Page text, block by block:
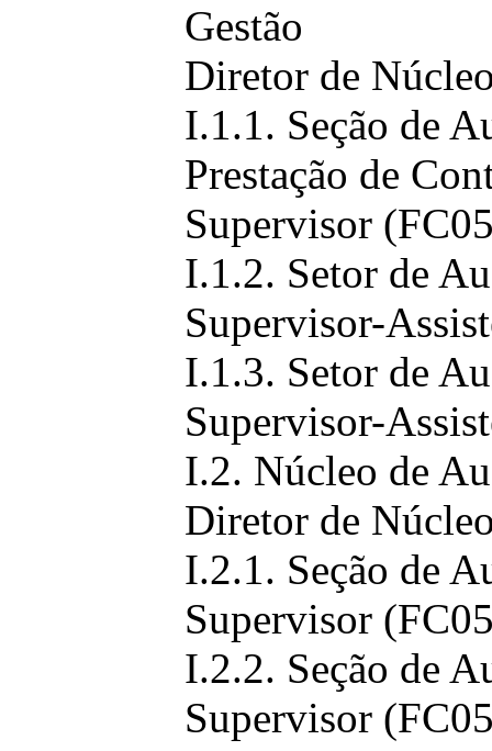
Gestão
Diretor de
I.1.1. Seção de
Prestação de
Supervisor
I.1.2. Setor de
Supervisor-
I.1.3. Setor de
Supervisor-
I.2. Núcleo de
Diretor de
I.2.1. Seção de
Supervisor
I.2.2. Seção de
Supervisor